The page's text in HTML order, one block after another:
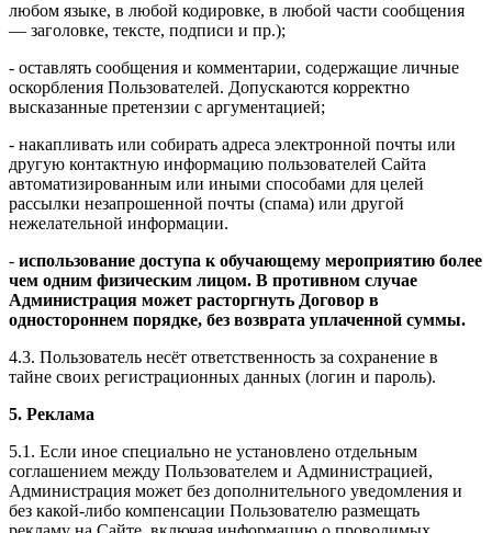
любом языке, в любой кодировке, в любой части сообщения
— заголовке, тексте, подписи и пр.);
- оставлять сообщения и комментарии, содержащие личные
оскорбления Пользователей. Допускаются корректно
высказанные претензии с аргументацией;
- накапливать или собирать адреса электронной почты или
другую контактную информацию пользователей Сайта
автоматизированным или иными способами для целей
рассылки незапрошенной почты (спама) или другой
нежелательной информации.
- использование доступа к обучающему мероприятию более
чем одним физическим лицом. В противном случае
Администрация может расторгнуть Договор в
одностороннем порядке, без возврата уплаченной суммы.
4.3. Пользователь несёт ответственность за сохранение в
тайне своих регистрационных данных (логин и пароль).
5. Реклама
5.1. Если иное специально не установлено отдельным
соглашением между Пользователем и Администрацией,
Администрация может без дополнительного уведомления и
без какой-либо компенсации Пользователю размещать